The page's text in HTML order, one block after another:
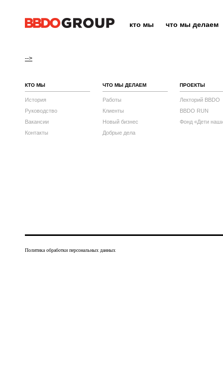
кто мы что мы делаем
-->
КТО МЫ
История
Руководство
Вакансии
Контакты
ЧТО МЫ ДЕЛАЕМ
Работы
Клиенты
Новый бизнес
Добрые дела
ПРОЕКТЫ
Лекторий BBDO
BBDO RUN
Фонд «Дети
Политика обработки персональных данных